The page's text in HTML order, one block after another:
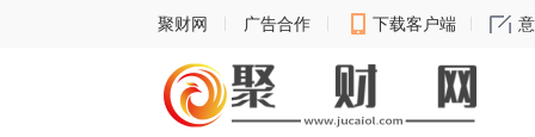
聚财网 广告合作 下载客户端